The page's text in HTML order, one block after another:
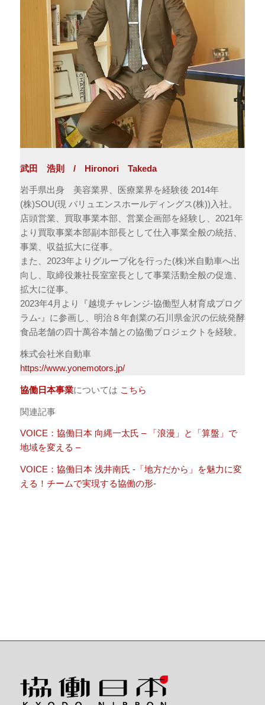
武田 浩則 / Hironori Takeda
岩手県出身 美容業界、医療業界を経験後 2014年
(株)SOU(現 バリュエンスホールディングス(株))入社。
店頭営業、買取事業本部、営業企画部を経験し、2021年
より買取事業本部副本部長として仕入事業全般の統括、
事業、収益拡大に従事。
また、2023年よりグループ化を行った(株)米自動車へ出
向し、取締役兼社長室室長として事業活動全般の促進、
拡大に従事。
2023年4月より『越境チャレンジ-協働型人材育成プログ
ラム-』に参画し、明治８年創業の石川県金沢の伝統発酵
食品老舗の四十萬谷本舗との協働プロジェクトを経験。
株式会社米自動車
https://www.yonemotors.jp/
協働日本事業については こちら
関連記事
VOICE：協働日本 向縄一太氏 – 「浪漫」と「算盤」で
地域を変える –
VOICE：協働日本 浅井南氏 -「地方だから」を魅力に変
える！チームで実現する協働の形-